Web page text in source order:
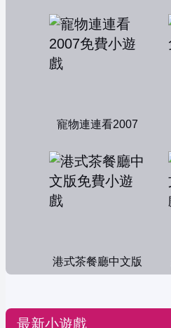
寵物連連看2007
港式茶餐廳中文版
最新小遊戲